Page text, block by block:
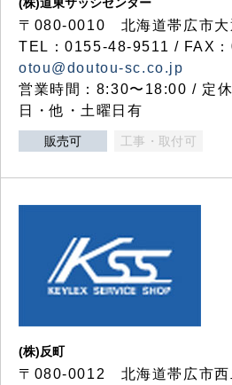
〒080-0010 北海道帯広市大
TEL：0155-48-9511 / FAX
otou@doutou-sc.co.jp
営業時間：8:30〜18:00 / 定
日・他・土曜日有
販売可 工事・取付可
(株)反町
〒080-0012 北海道帯広市西